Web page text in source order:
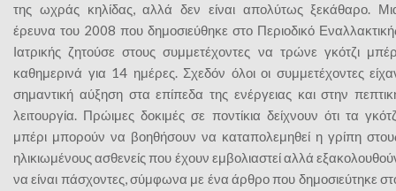
της ωχράς κηλίδας, αλλά δεν είναι απολύτως ξεκάθαρο.
έρευνα του 2008 που δημοσιεύθηκε στο Περιοδικό
Ιατρικής ζητούσε στους συμμετέχοντες να τρώνε γκότζι
καθημερινά για 14 ημέρες. Σχεδόν όλοι οι συμμετέχοντες
σημαντική αύξηση στα επίπεδα της ενέργειας και στην
λειτουργία. Πρώιμες δοκιμές σε ποντίκια δείχνουν ότι τα
μπέρι μπορούν να βοηθήσουν να καταπολεμηθεί η γρίπη
ηλικιωμένους ασθενείς που έχουν εμβολιαστεί αλλά
να είναι πάσχοντες, σύμφωνα με ένα άρθρο που δημοσιεύτηκε